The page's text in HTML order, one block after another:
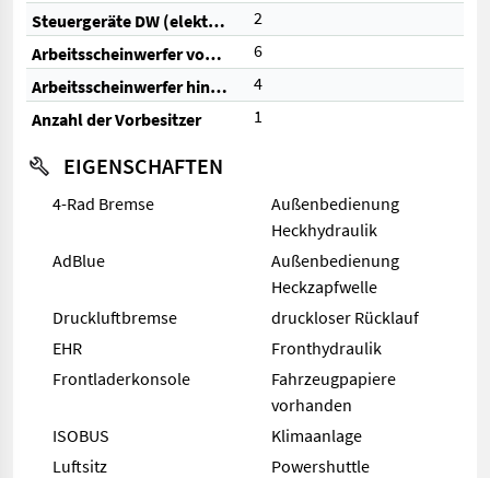
Steuergeräte DW (elektrisch)
2
Arbeitsscheinwerfer vorne
6
Arbeitsscheinwerfer hinten
4
Anzahl der Vorbesitzer
1
EIGENSCHAFTEN
4-Rad Bremse
Außenbedienung
Heckhydraulik
AdBlue
Außenbedienung
Heckzapfwelle
Druckluftbremse
druckloser Rücklauf
EHR
Fronthydraulik
Frontladerkonsole
Fahrzeugpapiere
vorhanden
ISOBUS
Klimaanlage
Luftsitz
Powershuttle